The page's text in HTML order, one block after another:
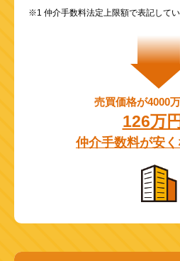
※1 仲介手数料法定上限額で表記してい
売買価格が4000
126万円
仲介手数料が安く